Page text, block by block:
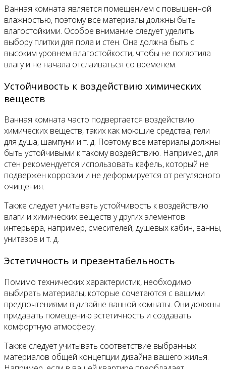
Ванная комната является помещением с повышенной
влажностью, поэтому все материалы должны быть
влагостойкими. Особое внимание следует уделить
выбору плитки для пола и стен. Она должна быть с
высоким уровнем влагостойкости, чтобы не поглотила
влагу и не начала отслаиваться со временем.
Устойчивость к воздействию химических
веществ
Ванная комната часто подвергается воздействию
химических веществ, таких как моющие средства, гели
для душа, шампуни и т. д. Поэтому все материалы должны
быть устойчивыми к такому воздействию. Например, для
стен рекомендуется использовать кафель, который не
подвержен коррозии и не деформируется от регулярного
очищения.
Также следует учитывать устойчивость к воздействию
влаги и химических веществ у других элементов
интерьера, например, смесителей, душевых кабин, ванны,
унитазов и т. д.
Эстетичность и презентабельность
Помимо технических характеристик, необходимо
выбирать материалы, которые сочетаются с вашими
предпочтениями в дизайне ванной комнаты. Они должны
придавать помещению эстетичность и создавать
комфортную атмосферу.
Также следует учитывать соответствие выбранных
материалов общей концепции дизайна вашего жилья.